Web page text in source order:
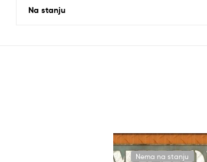
Na stanju
Nema na stanju